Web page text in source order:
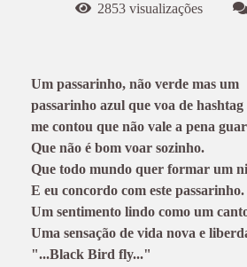
2853visualizações
Um passarinho, não verde mas um
passarinho azul que voa de hashtag
me contou que não vale a pena
Que não é bom voar sozinho.
Que todo mundo quer formar um
E eu concordo com este passarinho.
Um sentimento lindo como um
Uma sensação de vida nova e
"...Black Bird fly..."